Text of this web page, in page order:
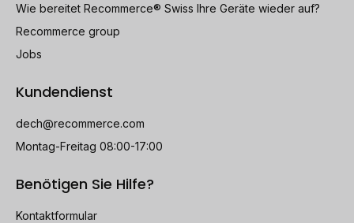
Wie bereitet Recommerce® Swiss Ihre Geräte wieder auf?
Recommerce group
Jobs
Kundendienst
dech@recommerce.com
Montag-Freitag 08:00-17:00
Benötigen Sie Hilfe?
Kontaktformular